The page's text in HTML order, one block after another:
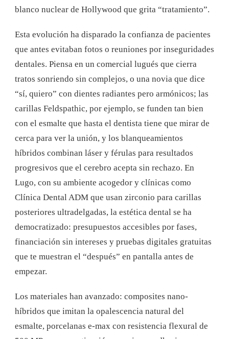
blanco nuclear de Hollywood que grita “tratamiento”.
Esta evolución ha disparado la confianza de pacientes
que antes evitaban fotos o reuniones por inseguridades
dentales. Piensa en un comercial lugués que cierra
tratos sonriendo sin complejos, o una novia que dice
“sí, quiero” con dientes radiantes pero armónicos; las
carillas Feldspathic, por ejemplo, se funden tan bien
con el esmalte que hasta el dentista tiene que mirar de
cerca para ver la unión, y los blanqueamientos
híbridos combinan láser y férulas para resultados
progresivos que el cerebro acepta sin rechazo. En
Lugo, con su ambiente acogedor y clínicas como
Clínica Dental ADM que usan zirconio para carillas
posteriores ultradelgadas, la estética dental se ha
democratizado: presupuestos accesibles por fases,
financiación sin intereses y pruebas digitales gratuitas
que te muestran el “después” en pantalla antes de
empezar.
Los materiales han avanzado: composites nano-
híbridos que imitan la opalescencia natural del
esmalte, porcelanas e-max con resistencia flexural de